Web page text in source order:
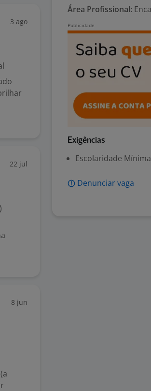
3 ago
22 jul
8 jun
Área Profissional:
Exigências
Escolaridade
Denunciar vaga